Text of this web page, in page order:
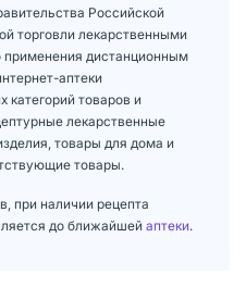
Российской
торговли лекарственными
применения дистанционным
аптеки
товаров и
лекарственные
товары для дома и
товары.
при наличии рецепта
до ближайшей аптеки.